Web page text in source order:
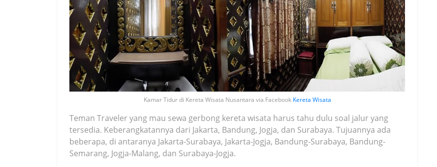
Kamar Tidur di Kereta Wisata Nusantara via Facebook Kereta Wisata
Teman Traveler yang mau sewa gerbong kereta wisata harus tahu dulu soal jalur yang
tersedia. Keberangkatannya dari Jakarta, Bandung, Jogja, dan Surabaya. Tujuannya ada
beberapa, di antaranya Jakarta-Surabaya, Jakarta-Jogja, Bandung-Surabaya, Bandung-
Semarang, Jogja-Malang, dan Surabaya-Jogja.